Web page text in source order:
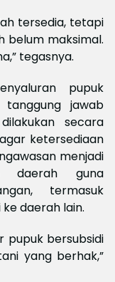
tersedia, tetapi
belum maksimal.
tegasnya.
pupuk
jawab
secara
ketersediaan
menjadi
daerah guna
termasuk
daerah lain.
pupuk bersubsidi
yang berhak,”